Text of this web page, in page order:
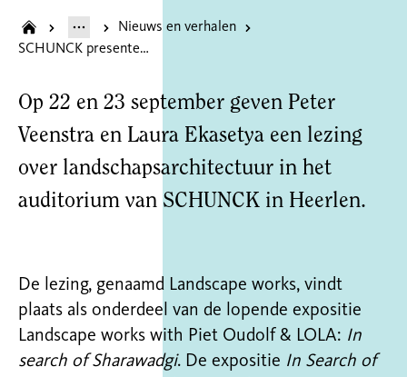
Nieuws en verhalen
SCHUNCK presenteert: lezing Peter Veenstra en Laura Ekasetya – Landscape works
Op 22 en 23 september geven Peter
Veenstra en Laura Ekasetya een lezing
over landschapsarchitectuur in het
auditorium van SCHUNCK in Heerlen.
De lezing, genaamd Landscape works, vindt
plaats als onderdeel van de lopende expositie
Landscape works with Piet Oudolf & LOLA: In
search of Sharawadgi. De expositie In Search of